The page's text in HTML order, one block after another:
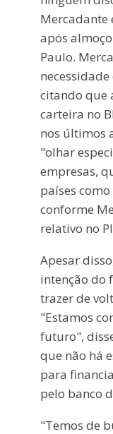
Mercadante
após
Paulo.
citando que
carteira no
nos últimos
"olhar
empresas,
países
conforme
relativo no
Apesar
intenção do
trazer de
"Estamos
futuro",
que não há
para
pelo banco
"Temos de